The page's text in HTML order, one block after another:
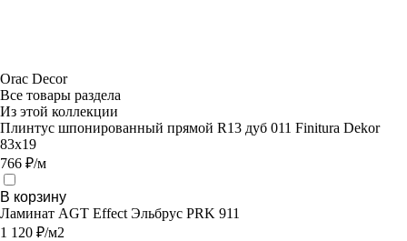
Orac Decor
Все товары раздела
Из этой коллекции
Плинтус шпонированный прямой R13 дуб 011 Finitura Dekor
83x19
766 ₽/м
В корзину
Ламинат AGT Effect Эльбрус PRK 911
1 120 ₽/м2